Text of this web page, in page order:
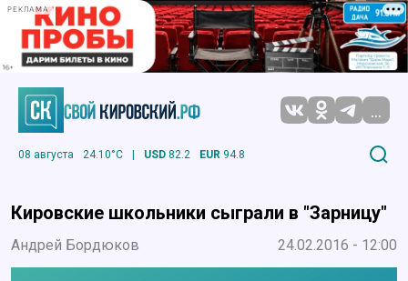
РЕКЛАМА
...
08 августа 24.10°C | USD 82.2 EUR 94.8
Кировские школьники сыграли в "Зарницу"
Андрей Бордюков 24.02.2016 - 12:00